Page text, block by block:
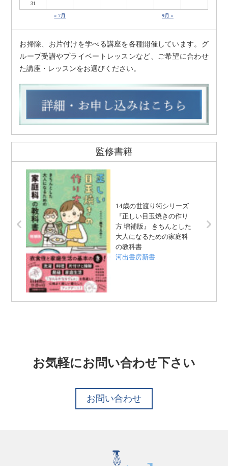
31
« 7月 9月 »
お掃除、お片付けを学べる講座を各種開催しています。グ
ループ受講やプライベートレッスンなど、ご希望に合わせ
た講座・レッスンをお選びください。
監修書籍
14歳の世渡り術シリーズ
『正しい目玉焼きの作り
方 増補版』 きちんとした
大人になるための家庭科
の教科書
河出書房新書
お気軽にお問い合わせ下さい
お問い合わせ